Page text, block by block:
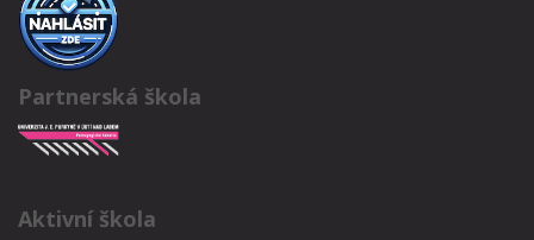
Partnerská škola
Aktivní škola